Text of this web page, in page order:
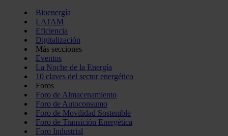
Bioenergía
LATAM
Eficiencia
Digitalización
Más secciones
Eventos
La Noche de la Energía
10 claves del sector energético
Foros
Foro de Almacenamiento
Foro de Autoconsumo
Foro de Movilidad Sostenible
Foro de Transición Energética
Foro Industrial